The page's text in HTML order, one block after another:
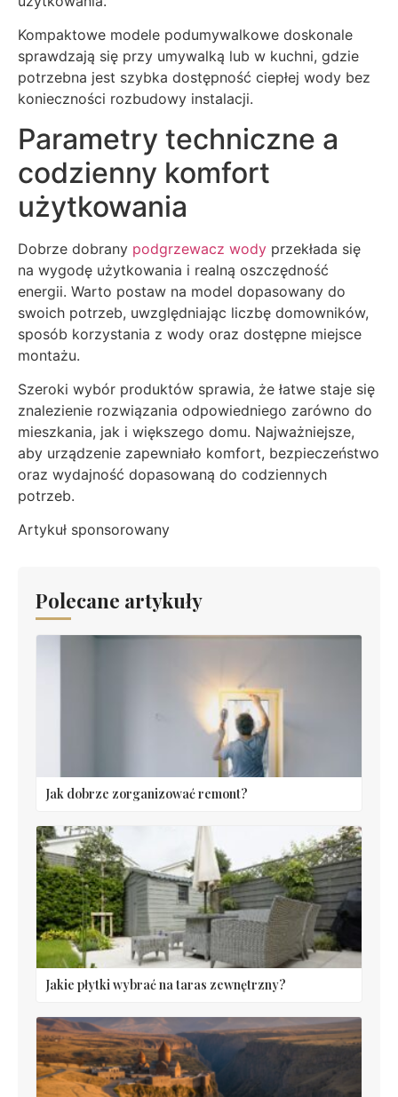
Kompaktowe modele podumywalkowe doskonale
sprawdzają się przy umywalką lub w kuchni, gdzie
potrzebna jest szybka dostępność ciepłej wody bez
konieczności rozbudowy instalacji.
Parametry techniczne a
codzienny komfort
użytkowania
Dobrze dobrany podgrzewacz wody przekłada się
na wygodę użytkowania i realną oszczędność
energii. Warto postaw na model dopasowany do
swoich potrzeb, uwzględniając liczbę domowników,
sposób korzystania z wody oraz dostępne miejsce
montażu.
Szeroki wybór produktów sprawia, że łatwe staje się
znalezienie rozwiązania odpowiedniego zarówno do
mieszkania, jak i większego domu. Najważniejsze,
aby urządzenie zapewniało komfort, bezpieczeństwo
oraz wydajność dopasowaną do codziennych
potrzeb.
Artykuł sponsorowany
Polecane artykuły
Jak dobrze zorganizować remont?
Jakie płytki wybrać na taras zewnętrzny?